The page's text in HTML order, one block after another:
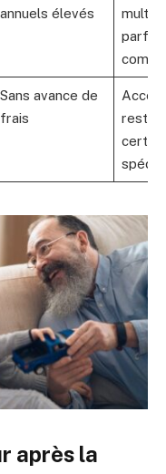
annuels élevés
parfois
Sans avance de
frais
Accès
après la